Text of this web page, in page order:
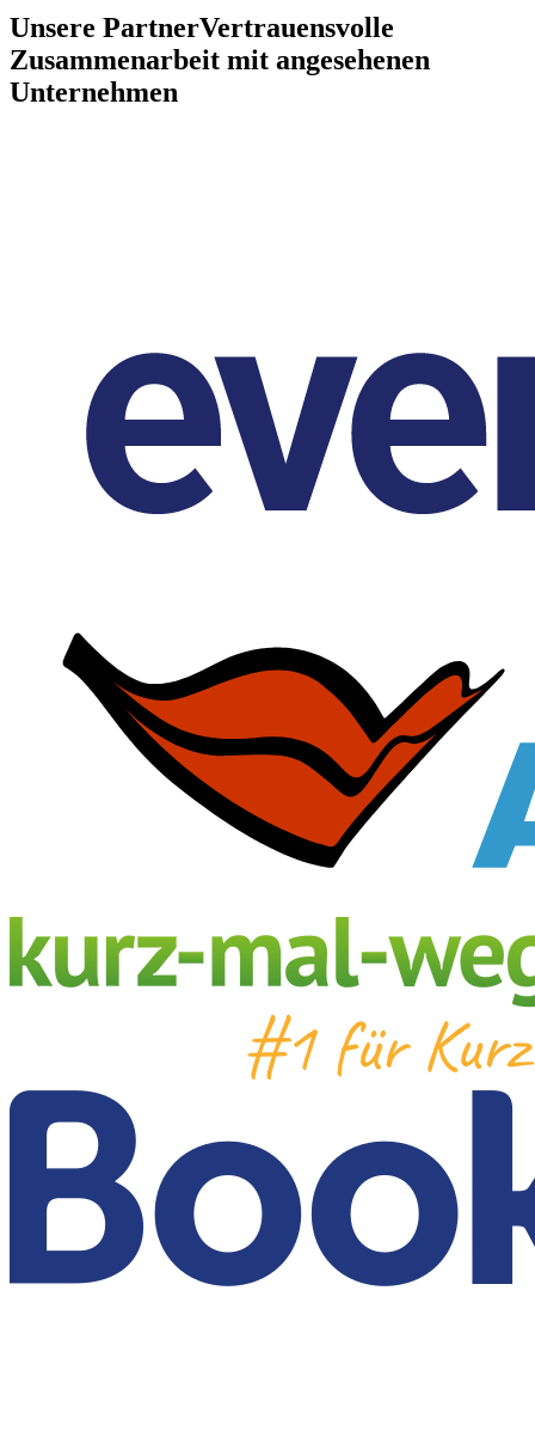
Unsere PartnerVertrauensvolle
Zusammenarbeit mit angesehenen
Unternehmen